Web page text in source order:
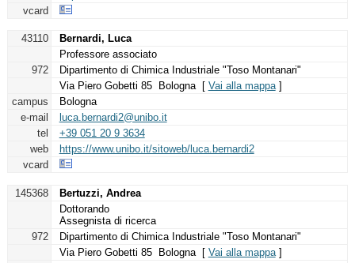
vcard
43110
Bernardi, Luca
Professore associato
972
Dipartimento di Chimica Industriale "Toso Montanari"
Via Piero Gobetti 85 Bologna [ Vai alla mappa]
campus
Bologna
e-mail
luca.bernardi2@unibo.it
tel
+39 051 20 9 3634
web
https://www.unibo.it/sitoweb/luca.bernardi2
vcard
145368
Bertuzzi, Andrea
Dottorando
Assegnista di ricerca
972
Dipartimento di Chimica Industriale "Toso Montanari"
Via Piero Gobetti 85 Bologna [ Vai alla mappa]